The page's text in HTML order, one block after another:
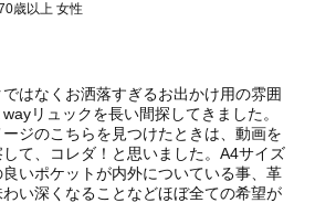
歳以上 女性
はなくお洒落すぎるお出かけ用の雰囲
リュックを長い間探してきました。
ジのこちらを見つけたときは、動画を
て、コレダ！と思いました。A4サイズ
いポケットが内外についている事、革
い深くなることなどほぼ全ての希望が